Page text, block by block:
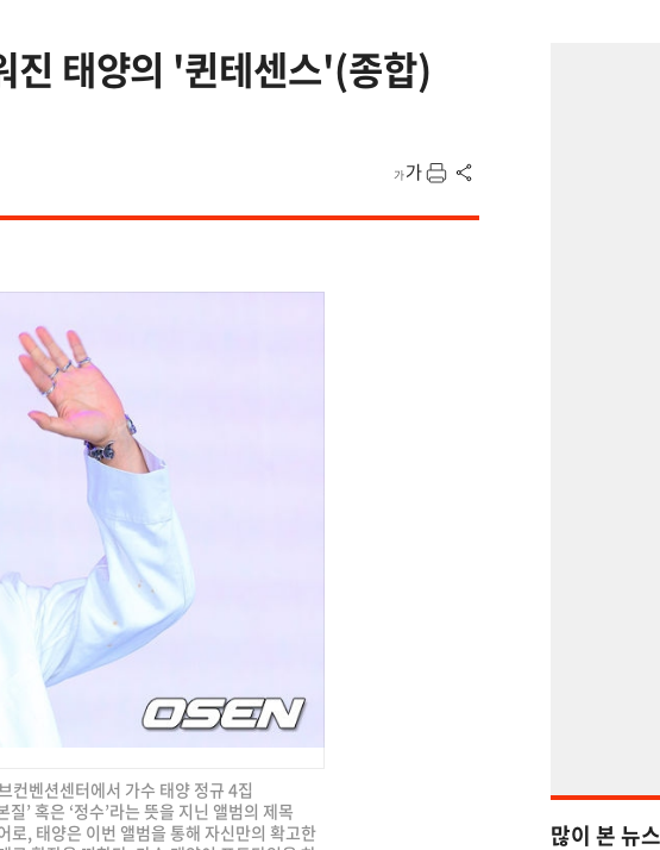
태양의 '퀸테센스'(종합)
컨벤션센터에서 가수 태양 정규 4집
’ 혹은 ‘정수’라는 뜻을 지닌 앨범의 제목
로, 태양은 이번 앨범을 통해 자신만의 확고한
많이 본 뉴스